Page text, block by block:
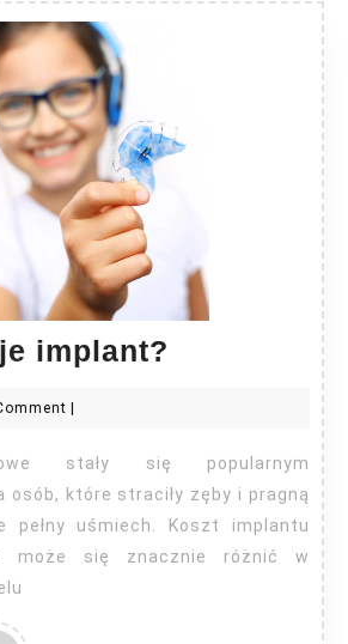
implant?
osób, które straciły zęby i pragną
pełny uśmiech. Koszt implantu
może się znacznie różnić w